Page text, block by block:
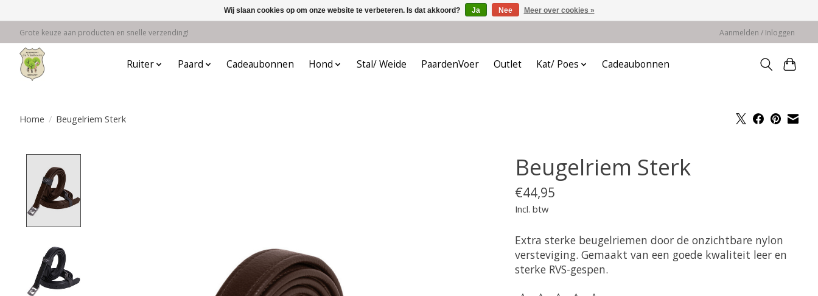
Grote keuze aan producten en snelle verzending! Aanmelden / Inloggen
Ruiter Paard Cadeaubonnen Hond Stal/ Weide PaardenVoer Outlet Kat/ Poes Cadeaubonnen
Home / Beugelriem Sterk
Beugelriem Sterk
€44,95
Incl. btw
Extra sterke beugelriemen door de onzichtbare nylon
versteviging. Gemaakt van een goede kwaliteit leer en
sterke RVS-gespen.
Wij slaan cookies op om onze website te verbeteren. Is dat akkoord? Ja Nee Meer over cookies »